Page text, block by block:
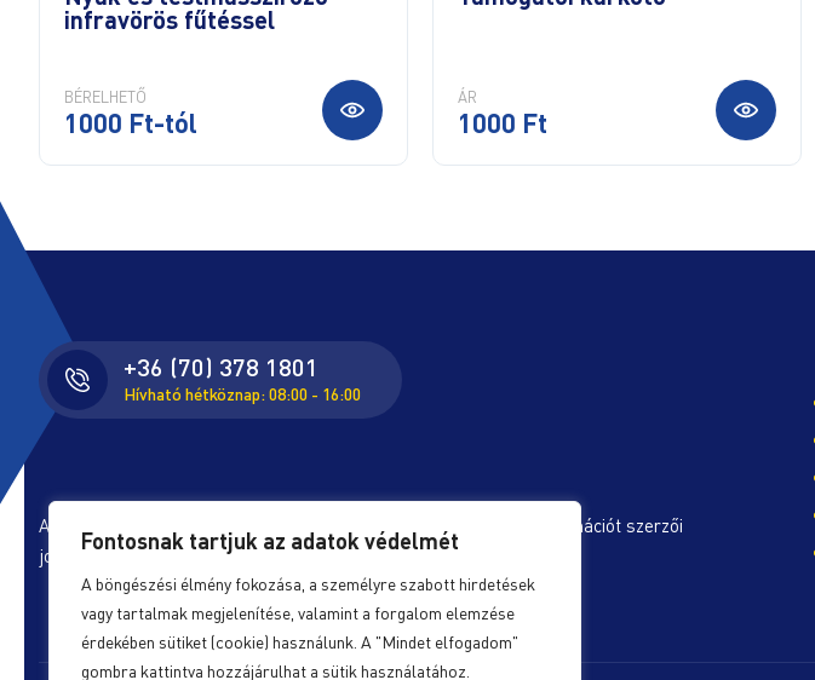
Fontosnak tartjuk az adatok védelmét
A böngészési élmény fokozása, a személyre szabott hirdetések
vagy tartalmak megjelenítése, valamint a forgalom elemzése
érdekében sütiket (cookie) használunk. A "Mindet elfogadom"
gombra kattintva hozzájárulhat a sütik használatához.
infravörös fűtéssel
BÉRELHETŐ
1000 Ft-tól
ÁR
1000 Ft
+36 (70) 378 1801
Hívható hétköznap: 08:00 - 16:00
A honlapon található képeket és szövegeket és minden egyéb információt szerzői
jogok védik, azok felhasználása engedélyköteles.